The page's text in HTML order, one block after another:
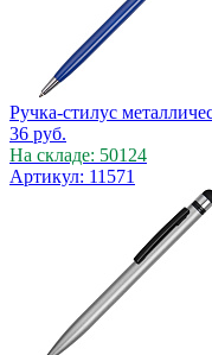
Ручка-стилус
36 руб.
На складе: 50124
Артикул: 11571